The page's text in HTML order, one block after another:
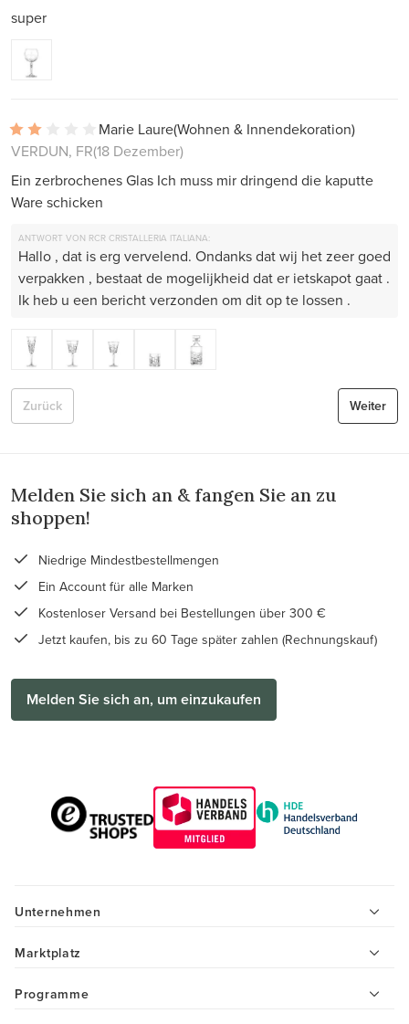
super
Marie Laure(Wohnen & Innendekoration)
VERDUN, FR(18 Dezember)
Ein zerbrochenes Glas Ich muss mir dringend die kaputte
Ware schicken
ANTWORT VON RCR CRISTALLERIA ITALIANA:
Hallo , dat is erg vervelend. Ondanks dat wij het zeer goed
verpakken , bestaat de mogelijkheid dat er ietskapot gaat .
Ik heb u een bericht verzonden om dit op te lossen .
Weiter
Zurück
Melden Sie sich an & fangen Sie an zu
shoppen!
Niedrige Mindestbestellmengen
Ein Account für alle Marken
Kostenloser Versand bei Bestellungen über 300 €
Jetzt kaufen, bis zu 60 Tage später zahlen (Rechnungskauf)
Melden Sie sich an, um einzukaufen
Unternehmen
Marktplatz
Programme